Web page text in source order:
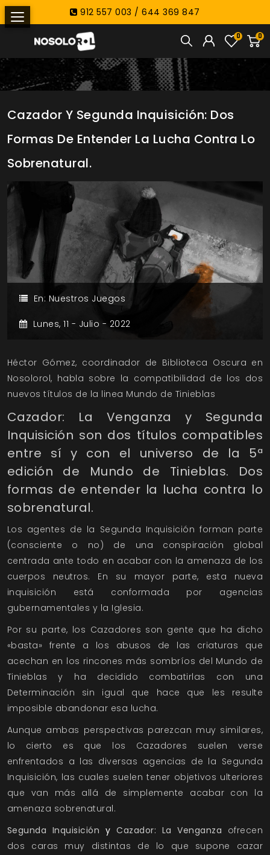
912 557 003 / 644 369 847
0
0
Cazador Y Segunda Inquisición: Dos
Formas De Entender La Lucha Contra Lo
Sobrenatural.
En: Nuestros Juegos
Lunes,11 - Julio - 2022
Héctor Gómez, coordinador de Biblioteca Oscura en
Nosolorol, habla sobre la compatibilidad de los dos
nuevos títulos de la linea Mundo de Tinieblas
Cazador: La Venganza y Segunda
Inquisición son dos títulos compatibles
entre sí y con el universo de la 5ª
edición de Mundo de Tinieblas. Dos
formas de entender la lucha contra lo
sobrenatural.
Los agentes de la Segunda Inquisición forman parte
(consciente o no) de una conspiración global
centrada ante todo en acabar con la amenaza de los
cuerpos neutros. En su mayor parte, esta nueva
inquisición está conformada por agencias
gubernamentales y la Iglesia.
Por su parte, los Cazadores son gente que ha dicho
«basta» frente a los abusos de las criaturas que
acechan en los rincones más sombríos del Mundo de
Tinieblas y ha decidido combatirlas con una
Determinación sin igual que hace que les resulte
imposible abandonar esa lucha.
Aunque ambas perspectivas parezcan muy similares,
lo cierto es que los Cazadores suelen verse
enfrentados a las diversas agencias de la Segunda
Inquisición, las cuales suelen tener objetivos ulteriores
que van más allá de simplemente acabar con la
amenaza sobrenatural.
Segunda Inquisición yCazador: La Venganza ofrecen
dos caras muy distintas de lo que supone cazar